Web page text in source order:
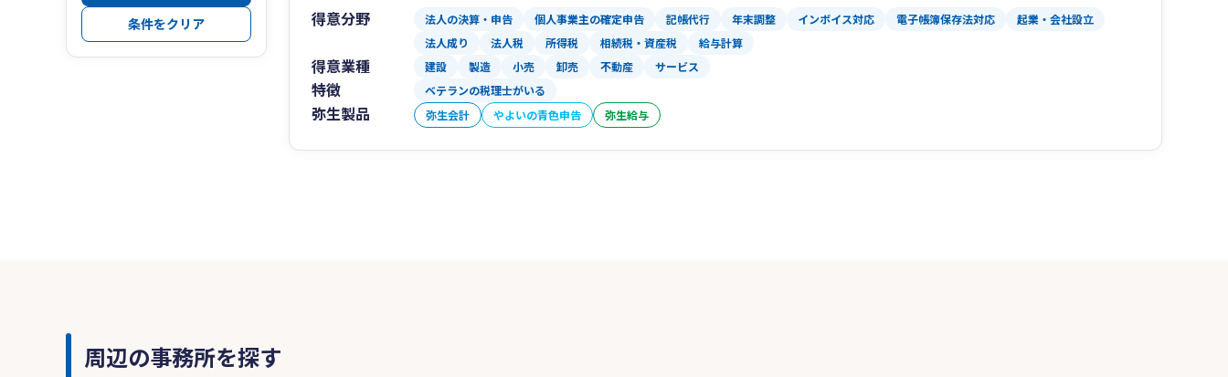
条件をクリア
得意分野 法人の決算・申告 個人事業主の確定申告 記帳代行 年末調整 インボイス対応 電子帳簿保存法対応
起業・会社設立
法人成り
法人税 所得税 相続税・資産税 給与計算
得意業種 建設 製造 小売 卸売 不動産 サービス
特徴 ベテランの税理士がいる
弥生製品 弥生会計 やよいの青色申告 弥生給与
周辺の事務所を探す